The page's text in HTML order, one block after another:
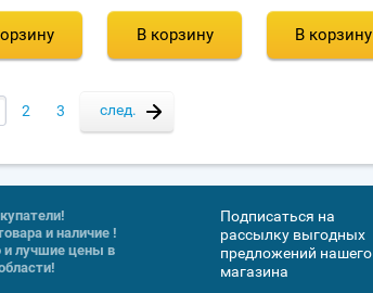
В корзину В корзину
2 3 след.
Подписаться на
рассылку выгодных
предложений нашего
магазина
и наличие !
и лучшие цены в